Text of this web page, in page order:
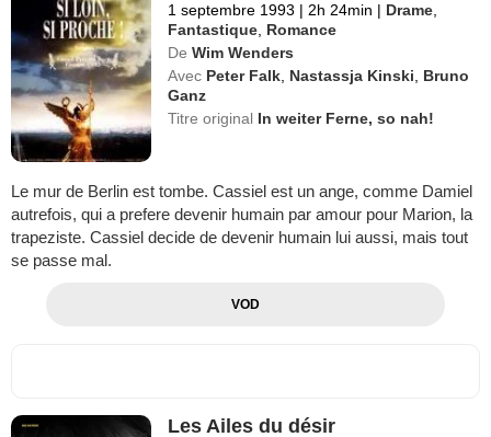
1 septembre 1993 | 2h 24min | Drame
Fantastique Romance
De Wim Wenders
Avec Peter Falk Nastassja Kinski
Bruno
Ganz
Titre original In weiter Ferne, so nah!
Le mur de Berlin est tombe. Cassiel est un ange, comme Damiel
autrefois, qui a prefere devenir humain par amour pour Marion, la
trapeziste. Cassiel decide de devenir humain lui aussi, mais tout
se passe mal.
VOD
Les Ailes du désir